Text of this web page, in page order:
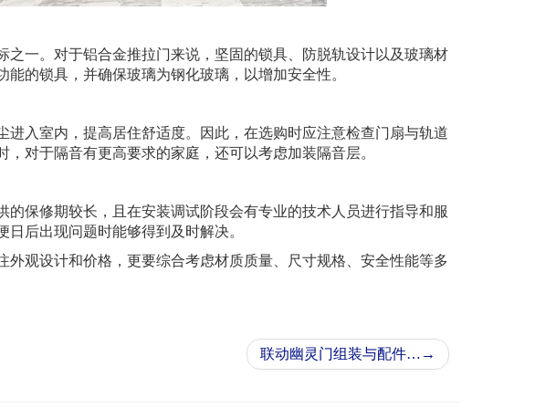
一。对于铝合金推拉门来说，坚固的锁具、防脱轨设计以及玻璃材
的锁具，并确保玻璃为钢化玻璃，以增加安全性。
入室内，提高居住舒适度。因此，在选购时应注意检查门扇与轨道
对于隔音有更高要求的家庭，还可以考虑加装隔音层。
保修期较长，且在安装调试阶段会有专业的技术人员进行指导和服
后出现问题时能够得到及时解决。
观设计和价格，更要综合考虑材质质量、尺寸规格、安全性能等多
联动幽灵门组装与配件… →